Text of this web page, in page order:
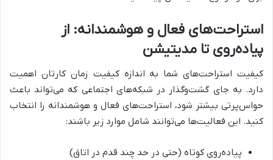
استراحت‌های فعال و هوشمندانه: از
پیاده‌روی تا مدیتیشن
کیفیت استراحت‌های شما به اندازه کیفیت زمان کارتان اهمیت
دارد. به جای گشت‌وگذار در شبکه‌های اجتماعی که می‌تواند باعث
حواس‌پرتی بیشتر شود، استراحت‌های فعال و هوشمندانه را انتخاب
کنید. این فعالیت‌ها می‌توانند شامل موارد زیر باشند:
پیاده‌روی کوتاه (حتی در حد چند قدم در اتاق)